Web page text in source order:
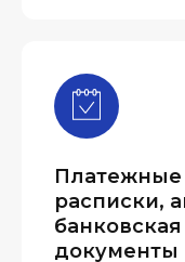
расписки,
документы